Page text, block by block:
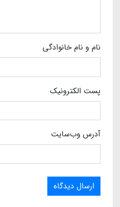
نام و نام خانوادگی
پست الکترونیک
آدرس وب‌سایت
ارسال دیدگاه